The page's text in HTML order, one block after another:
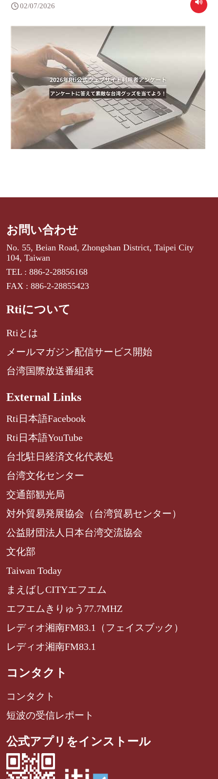
02/07/2026
お問い合わせ
No. 55, Beian Road, Zhongshan District, Taipei City
104, Taiwan
TEL : 886-2-28856168
FAX : 886-2-28855423
Rtiについて
Rtiとは
メールマガジン配信サービス開始
台湾国際放送番組表
External Links
Rti日本語Facebook
Rti日本語YouTube
台北駐日経済文化代表処
台湾文化センター
交通部観光局
対外貿易発展協会（台湾貿易センター）
公益財団法人日本台湾交流協会
文化部
Taiwan Today
まえばしCITYエフエム
エフエムきりゅう77.7MHZ
レディオ湘南FM83.1（フェイスブック）
レディオ湘南FM83.1
コンタクト
コンタクト
短波の受信レポート
公式アプリをインストール